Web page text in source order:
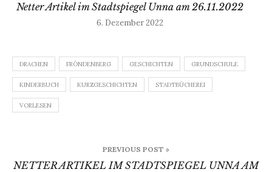
Netter Artikel im Stadtspiegel Unna am 26.11.2022
6. Dezember 2022
DRACHEN FRÖNDENBERG GESCHICHTEN GRUNDSCHULE
KINDERBUCH KURZGESCHICHTEN STADTBÜCHEREI
VORLESEN
PREVIOUS POST »
NETTER ARTIKEL IM STADTSPIEGEL UNNA AM